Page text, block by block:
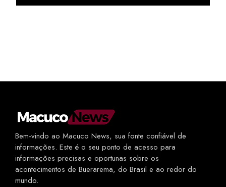
Bem-vindo ao Macuco News, sua fonte confiável de
informações. Este é o seu ponto de acesso para
informações precisas e oportunas sobre os
acontecimentos de Buerarema, do Brasil e ao redor do
mundo.